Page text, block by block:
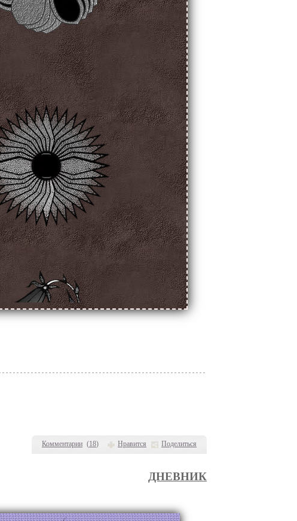
Комментарии (18) Нравится Поделиться
ДНЕВНИК